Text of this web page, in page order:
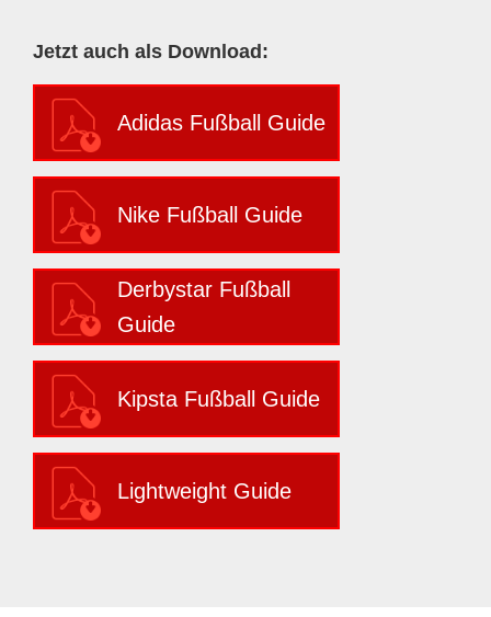
Jetzt auch als Download:
Adidas Fußball Guide
Nike Fußball Guide
Derbystar Fußball
Guide
Kipsta Fußball Guide
Lightweight Guide